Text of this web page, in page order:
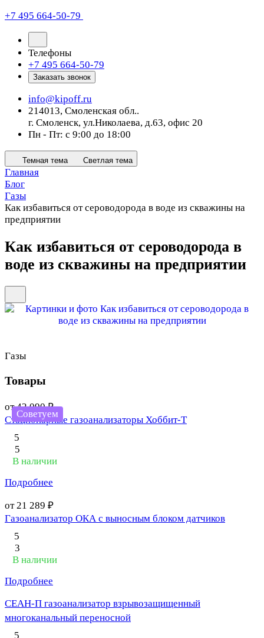
+7 495 664-50-79
Телефоны
+7 495 664-50-79
Заказать звонок
info@kipoff.ru
214013, Смоленская обл..
г. Смоленск, ул.Николаева, д.63, офис 20
Пн - Пт: с 9:00 до 18:00
Темная тема Светлая тема
Главная
Блог
Газы
Как избавиться от сероводорода в воде из скважины на
предприятии
Как избавиться от сероводорода в
воде из скважины на предприятии
Газы
Товары
Советуем
от 42 090 ₽
Стационарные газоанализаторы Хоббит-Т
5
5
В наличии
Подробнее
от 21 289 ₽
Газоанализатор ОКА с выносным блоком датчиков
5
3
В наличии
Подробнее
СЕАН-П газоанализатор взрывозащищенный
многоканальный переносной
5